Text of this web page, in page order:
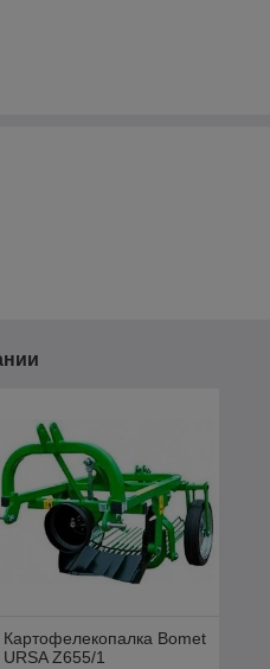
Картофелекопалка Bomet
URSA Z655/1